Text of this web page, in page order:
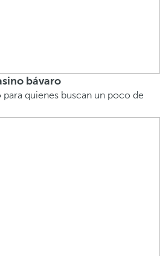
bávaro
quienes buscan un poco de